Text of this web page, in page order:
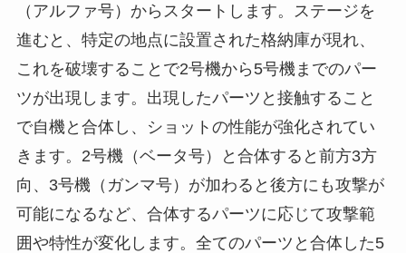
（アルファ号）からスタートします。ステージを
進むと、特定の地点に設置された格納庫が現れ、
これを破壊することで2号機から5号機までのパー
ツが出現します。出現したパーツと接触すること
で自機と合体し、ショットの性能が強化されてい
きます。2号機（ベータ号）と合体すると前方3方
向、3号機（ガンマ号）が加わると後方にも攻撃が
可能になるなど、合体するパーツに応じて攻撃範
囲や特性が変化します。全てのパーツと合体した5